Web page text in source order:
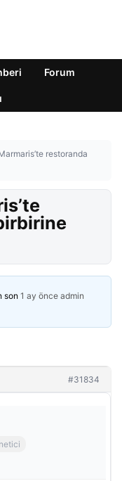
Forum
restoranda
son 1 ay önce admin
#31834